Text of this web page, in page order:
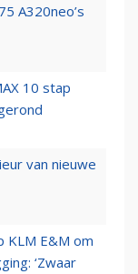
A320neo’s
10 stap
van nieuwe
KLM E&M om
‘Zwaar